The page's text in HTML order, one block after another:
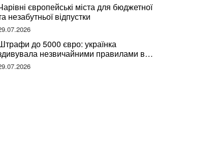
європейські міста для бюджетної
незабутньої відпустки
до 5000 євро: українка
незвичайними правилами в
та поділилася правдою